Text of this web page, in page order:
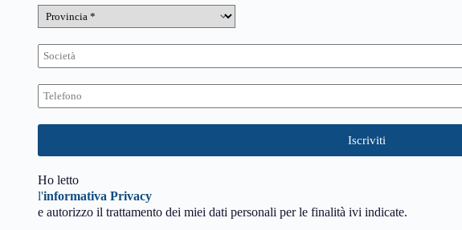
Ho letto
l'informativa Privacy
e autorizzo il trattamento dei miei dati personali per le finalità ivi indicate.